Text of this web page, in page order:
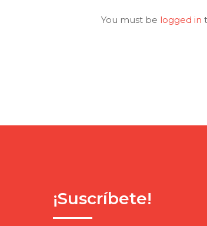
You must be logged in
¡Suscríbete!